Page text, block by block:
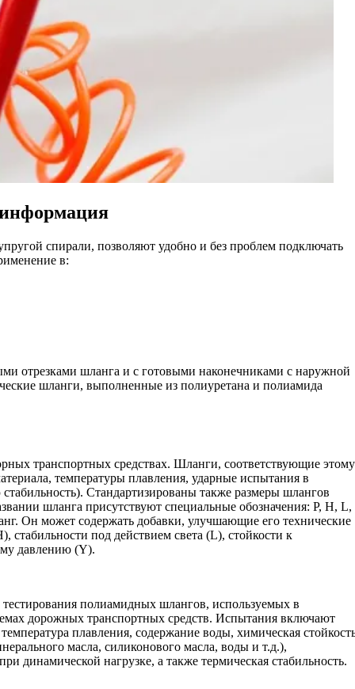
спирали, позволяют удобно и без проблем подключать
в:
отрезками шланга и с готовыми наконечниками с наружной
шланги, выполненные из полиуретана и полиамида
транспортных средствах. Шланги, соответствующие этому
температуры плавления, ударные испытания в
Стандартизированы также размеры шлангов
шланга присутствуют специальные обозначения: P, H, L,
Он может содержать добавки, улучшающие его технические
стабильности под действием света (L), стойкости к
давлению (Y).
полиамидных шлангов, используемых в
дорожных транспортных средств. Испытания включают
плавления, содержание воды, химическая
масла, силиконового масла, воды и т.д.),
динамической нагрузке, а также термическая стабильность.